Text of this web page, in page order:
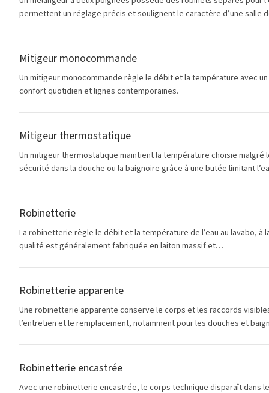
permettent un réglage précis et soulignent le caractère d’une salle
Mitigeur monocommande
Un mitigeur monocommande règle le débit et la température avec
confort quotidien et lignes contemporaines.
Mitigeur thermostatique
Un mitigeur thermostatique maintient la température choisie
sécurité dans la douche ou la baignoire grâce à une butée limitant
Robinetterie
La robinetterie règle le débit et la température de l’eau au lavabo,
qualité est généralement fabriquée en laiton massif et…
Robinetterie apparente
Une robinetterie apparente conserve le corps et les raccords
l’entretien et le remplacement, notamment pour les douches et
Robinetterie encastrée
Avec une robinetterie encastrée, le corps technique disparaît dans